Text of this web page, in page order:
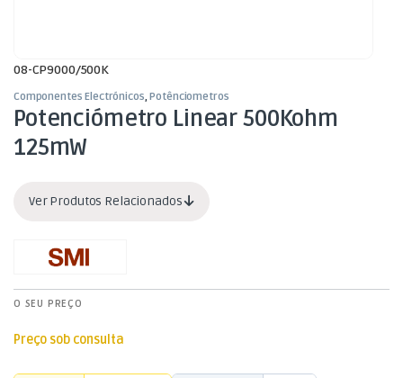
08-CP9000/500K
Componentes Electrónicos,Potênciometros
Potenciómetro Linear 500Kohm
125mW
Ver Produtos Relacionados
O SEU PREÇO
Preço sob consulta